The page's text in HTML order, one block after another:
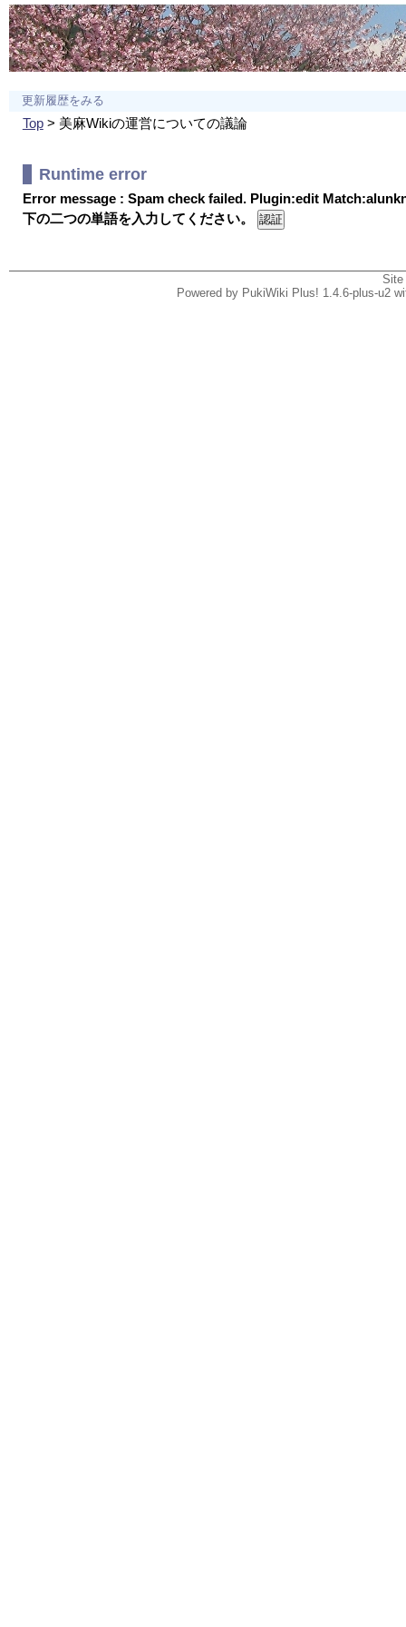
更新履歴をみる
Top> 美麻Wikiの運営についての議論
Runtime error
Error message : Spam check failed. Plugin:edit
下の二つの単語を入力してください。
Powered by PukiWiki Plus! 1.4.6-plus-u2